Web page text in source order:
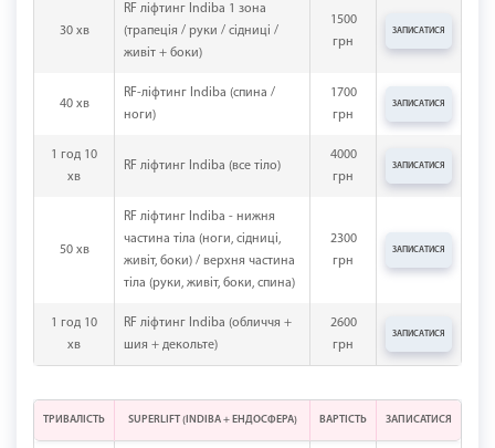
30 хв
RF ліфтинг Indiba 1 зона
(трапеція / руки / сідниці /
живіт + боки)
1500
грн
ЗАПИСАТИСЯ
40 хв
RF-ліфтинг Indiba (спина /
ноги)
1700
грн
ЗАПИСАТИСЯ
1 год 10
хв
RF ліфтинг Indiba (все тіло)
4000
грн
ЗАПИСАТИСЯ
50 хв
RF ліфтинг Indiba - нижня
частина тіла (ноги, сідниці,
живіт, боки) / верхня частина
тіла (руки, живіт, боки, спина)
2300
грн
ЗАПИСАТИСЯ
1 год 10
хв
RF ліфтинг Indiba (обличчя +
шия + декольте)
2600
грн
ЗАПИСАТИСЯ
ТРИВАЛІСТЬ SUPERLIFT (INDIBA + ЕНДОСФЕРА) ВАРТІСТЬ ЗАПИСАТИСЯ